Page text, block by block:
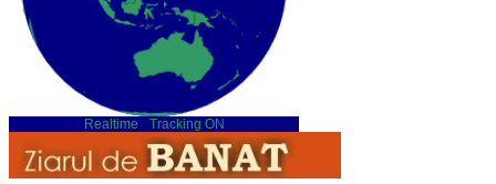
Realtime - Tracking ON